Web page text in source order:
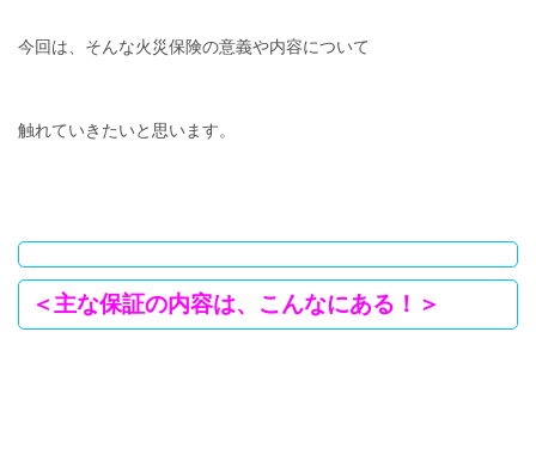
今回は、そんな火災保険の意義や内容について
触れていきたいと思います。
＜主な保証の内容は、こんなにある！＞